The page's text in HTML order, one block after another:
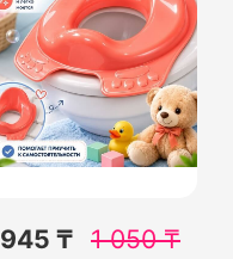
945 ₸ 1 050₸